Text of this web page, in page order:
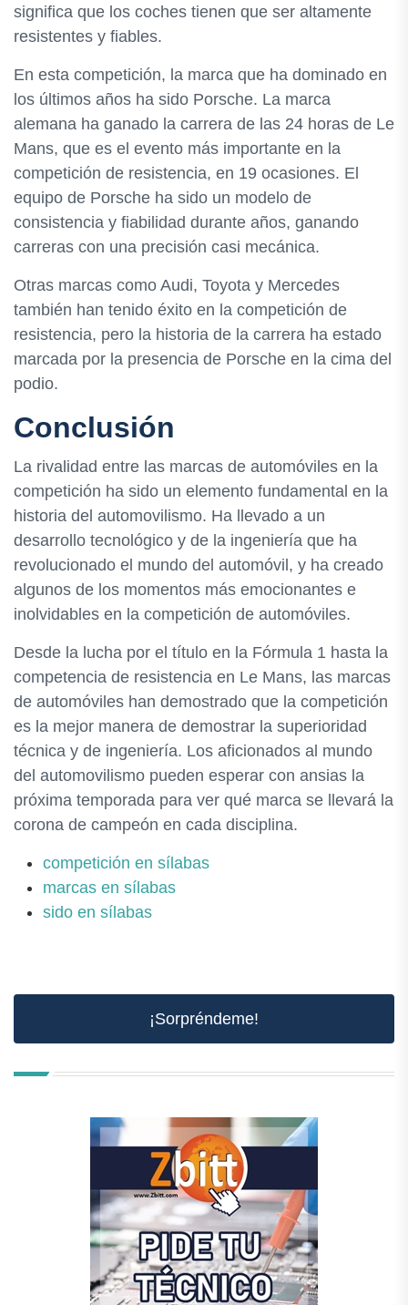
significa que los coches tienen que ser altamente
resistentes y fiables.
En esta competición, la marca que ha dominado en
los últimos años ha sido Porsche. La marca
alemana ha ganado la carrera de las 24 horas de Le
Mans, que es el evento más importante en la
competición de resistencia, en 19 ocasiones. El
equipo de Porsche ha sido un modelo de
consistencia y fiabilidad durante años, ganando
carreras con una precisión casi mecánica.
Otras marcas como Audi, Toyota y Mercedes
también han tenido éxito en la competición de
resistencia, pero la historia de la carrera ha estado
marcada por la presencia de Porsche en la cima del
podio.
Conclusión
La rivalidad entre las marcas de automóviles en la
competición ha sido un elemento fundamental en la
historia del automovilismo. Ha llevado a un
desarrollo tecnológico y de la ingeniería que ha
revolucionado el mundo del automóvil, y ha creado
algunos de los momentos más emocionantes e
inolvidables en la competición de automóviles.
Desde la lucha por el título en la Fórmula 1 hasta la
competencia de resistencia en Le Mans, las marcas
de automóviles han demostrado que la competición
es la mejor manera de demostrar la superioridad
técnica y de ingeniería. Los aficionados al mundo
del automovilismo pueden esperar con ansias la
próxima temporada para ver qué marca se llevará la
corona de campeón en cada disciplina.
competición en sílabas
marcas en sílabas
sido en sílabas
¡Sorpréndeme!